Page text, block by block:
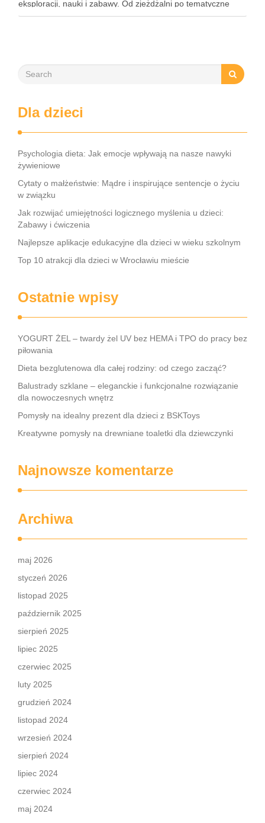
eksploracji, nauki i zabawy. Od zjeżdżalni po tematyczne
strefy, Loopy’s World zaspokaja różnorodne potrzeby dzieci,
Dla dzieci
Psychologia dieta: Jak emocje wpływają na nasze nawyki
żywieniowe
Cytaty o małżeństwie: Mądre i inspirujące sentencje o życiu
w związku
Jak rozwijać umiejętności logicznego myślenia u dzieci:
Zabawy i ćwiczenia
Najlepsze aplikacje edukacyjne dla dzieci w wieku szkolnym
Top 10 atrakcji dla dzieci w Wrocławiu mieście
Ostatnie wpisy
YOGURT ŻEL – twardy żel UV bez HEMA i TPO do pracy bez
piłowania
Dieta bezglutenowa dla całej rodziny: od czego zacząć?
Balustrady szklane – eleganckie i funkcjonalne rozwiązanie
dla nowoczesnych wnętrz
Pomysły na idealny prezent dla dzieci z BSKToys
Kreatywne pomysły na drewniane toaletki dla dziewczynki
Najnowsze komentarze
Archiwa
maj 2026
styczeń 2026
listopad 2025
październik 2025
sierpień 2025
lipiec 2025
czerwiec 2025
luty 2025
grudzień 2024
listopad 2024
wrzesień 2024
sierpień 2024
lipiec 2024
czerwiec 2024
maj 2024